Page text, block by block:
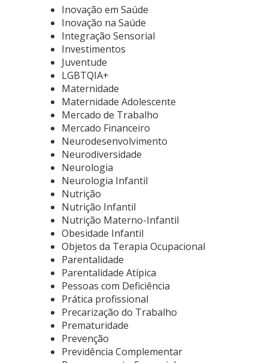
Inovação em Saúde
Inovação na Saúde
Integração Sensorial
Investimentos
Juventude
LGBTQIA+
Maternidade
Maternidade Adolescente
Mercado de Trabalho
Mercado Financeiro
Neurodesenvolvimento
Neurodiversidade
Neurologia
Neurologia Infantil
Nutrição
Nutrição Infantil
Nutrição Materno-Infantil
Obesidade Infantil
Objetos da Terapia Ocupacional
Parentalidade
Parentalidade Atípica
Pessoas com Deficiência
Prática profissional
Precarização do Trabalho
Prematuridade
Prevenção
Previdência Complementar